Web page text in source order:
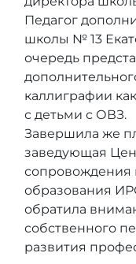
Педагог
школы № 13
очередь
каллиграфии
с детьми с ОВЗ.
Завершила же
заведующая
сопровождения
образования
обратила
собственного
развития